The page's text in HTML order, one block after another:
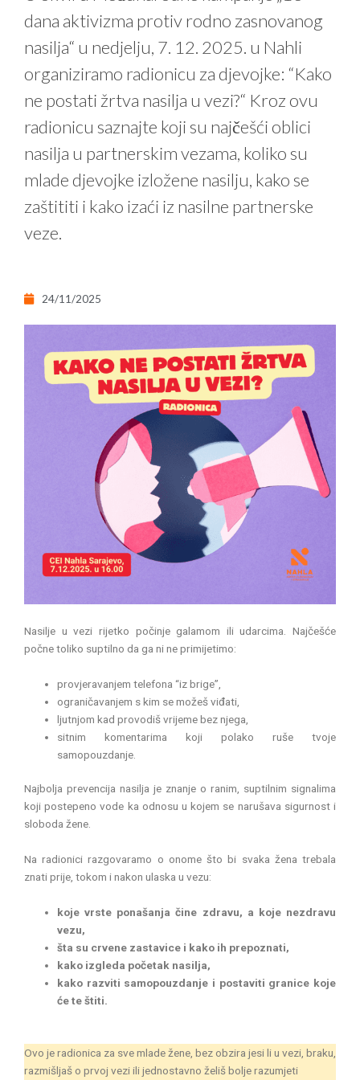
dana aktivizma protiv rodno zasnovanog
nasilja“ u nedjelju, 7. 12. 2025. u Nahli
organiziramo radionicu za djevojke: “Kako
ne postati žrtva nasilja u vezi?“ Kroz ovu
radionicu saznajte koji su najčešći oblici
nasilja u partnerskim vezama, koliko su
mlade djevojke izložene nasilju, kako se
zaštititi i kako izaći iz nasilne partnerske
veze.
24/11/2025
Nasilje u vezi rijetko počinje galamom ili udarcima. Najčešće
počne toliko suptilno da ga ni ne primijetimo:
provjeravanjem telefona “iz brige”,
ograničavanjem s kim se možeš viđati,
ljutnjom kad provodiš vrijeme bez njega,
sitnim komentarima koji polako ruše tvoje
samopouzdanje.
Najbolja prevencija nasilja je znanje o ranim, suptilnim signalima
koji postepeno vode ka odnosu u kojem se narušava sigurnost i
sloboda žene.
Na radionici razgovaramo o onome što bi svaka žena trebala
znati prije, tokom i nakon ulaska u vezu:
koje vrste ponašanja čine zdravu, a koje nezdravu
vezu,
šta su crvene zastavice i kako ih prepoznati,
kako izgleda početak nasilja,
kako razviti samopouzdanje i postaviti granice koje
će te štiti.
Ovo je radionica za sve mlade žene, bez obzira jesi li u vezi, braku,
razmišljaš o prvoj vezi ili jednostavno želiš bolje razumjeti